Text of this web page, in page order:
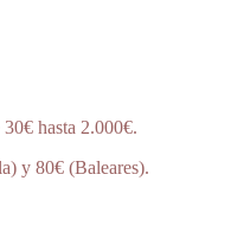
hasta 2.000€.
y 80€ (Baleares).